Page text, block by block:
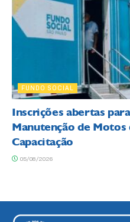
FUNDO SOCIAL
Inscrições abertas
Manutenção de Motos
Capacitação
05/08/2026